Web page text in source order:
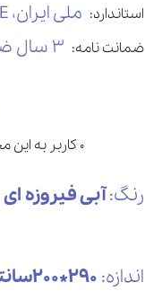
استاندارد: ملی ایران، CE اتحادیه اروپا
ضمانت نامه: 3 سال ضمانت نامه کتبی
0 کاربر به این محصول امتیاز داده است. امتیاز این محصول: 0 ستاره
رنگ:آبی فیروزه ای
اندازه: 290*200سانتی متر